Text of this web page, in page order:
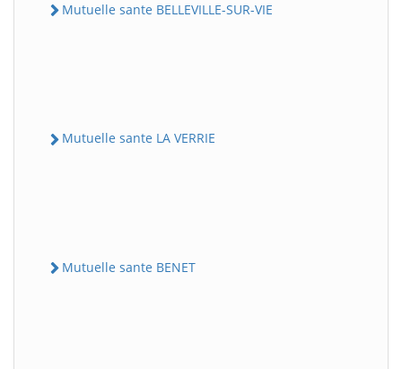
Mutuelle sante BELLEVILLE-SUR-VIE
Mutuelle sante LA VERRIE
Mutuelle sante BENET